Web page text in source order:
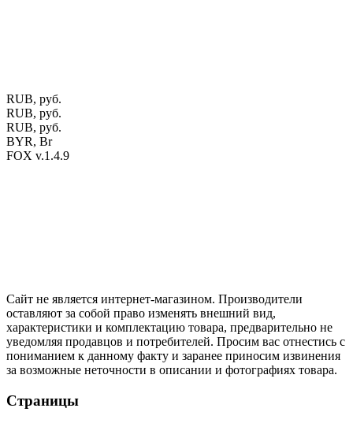
RUB, руб.
RUB, руб.
RUB, руб.
BYR, Br
FOX v.1.4.9
Сайт не является интернет-магазином. Производители
оставляют за собой право изменять внешний вид,
характеристики и комплектацию товара, предварительно не
уведомляя продавцов и потребителей. Просим вас отнестись с
пониманием к данному факту и заранее приносим извинения
за возможные неточности в описании и фотографиях товара.
Страницы